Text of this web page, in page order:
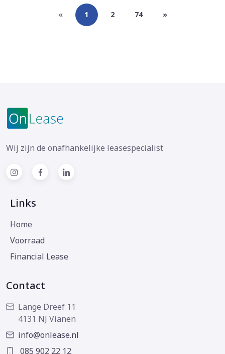
« 1 2 74 »
Wij zijn de onafhankelijke leasespecialist
Links
Home
Voorraad
Financial Lease
Contact
Lange Dreef 11
4131 NJ Vianen
info@onlease.nl
085 902 22 12